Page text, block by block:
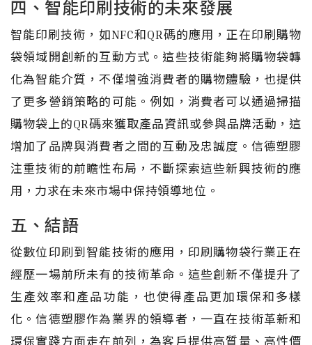
四、智能印刷技術的未來發展
智能印刷技術，如NFC和QR碼的應用，正在印刷購物
袋領域開創新的互動方式。這些技術能夠將購物袋轉
化為智能介質，不僅增強消費者的購物體驗，也提供
了更多營銷策略的可能。例如，消費者可以通過掃描
購物袋上的QR碼來獲取產品資訊或參與品牌活動，這
增加了品牌與消費者之間的互動及忠誠度。信德塑膠
注重技術的前瞻性布局，不斷探索這些新興技術的應
用，力求在未來市場中保持領導地位。
五、結語
從數位印刷到智能技術的應用，印刷購物袋行業正在
經歷一場前所未有的技術革命。這些創新不僅提升了
生產效率和產品功能，也使得產品更加環保和多樣
化。信德塑膠作為業界的領導者，一直在技術革新和
環保實踐方面走在前列，為客戶提供高質量、高性價